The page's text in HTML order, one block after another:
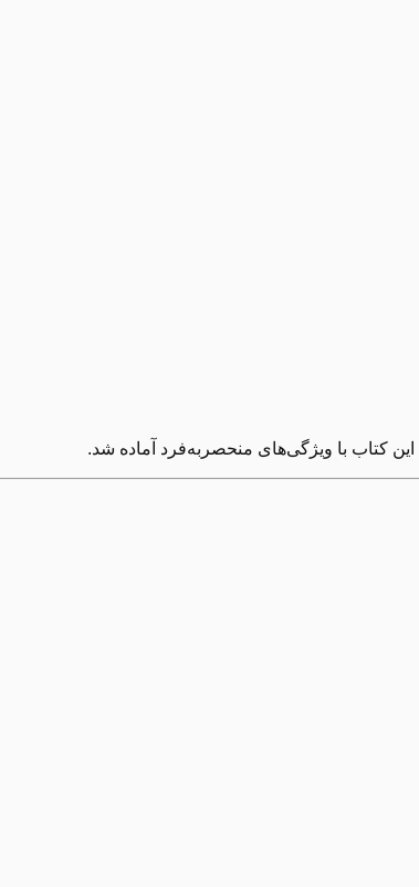
این کتاب با ویژگی‌های منحصر‌به‌فرد آماده شد.